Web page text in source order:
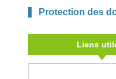
Protection des
Liens